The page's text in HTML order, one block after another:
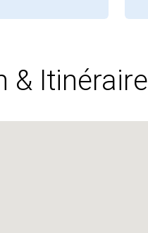
& Itinéraire